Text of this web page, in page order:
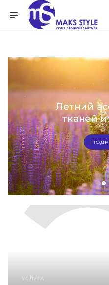
Летний
тканей
УСЛУГА